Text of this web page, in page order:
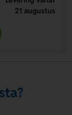
21 augustus